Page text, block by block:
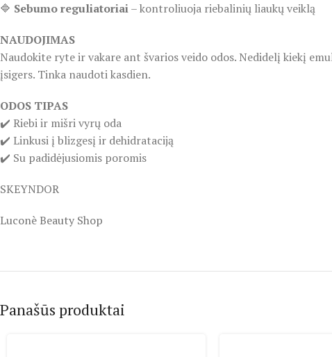
🔷 Sebumo reguliatoriai– kontroliuoja riebalinių liaukų veiklą
NAUDOJIMAS
Naudokite ryte ir vakare ant švarios veido odos. Nedidelį kiekį
įsigers. Tinka naudoti kasdien.
ODOS TIPAS
✔️ Riebi ir mišri vyrų oda
✔️ Linkusi į blizgesį ir dehidrataciją
✔️ Su padidėjusiomis poromis
SKEYNDOR
Luconè Beauty Shop
Panašūs produktai